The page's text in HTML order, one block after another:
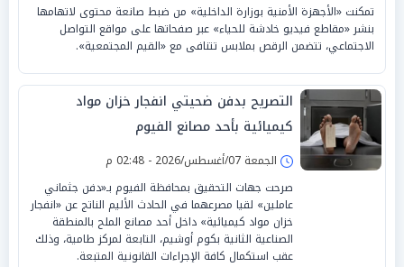
تمكنت «الأجهزة الأمنية بوزارة الداخلية» من ضبط صانعة محتوى لاتهامها
بنشر «مقاطع فيديو خادشة للحياء» عبر صفحاتها على مواقع التواصل
الاجتماعي، تتضمن الرقص بملابس تتنافى مع «القيم المجتمعية».
التصريح بدفن ضحيتي انفجار خزان مواد
كيميائية بأحد مصانع الفيوم
الجمعة 07/أغسطس/2026 - 02:48 م
صرحت جهات التحقيق بمحافظة الفيوم بـ«دفن جثماني
عاملين» لقيا مصرعهما في الحادث الأليم الناتج عن «انفجار
خزان مواد كيميائية» داخل أحد مصانع الملح بالمنطقة
الصناعية الثانية بكوم أوشيم، التابعة لمركز طامية، وذلك
عقب استكمال كافة الإجراءات القانونية المتبعة.